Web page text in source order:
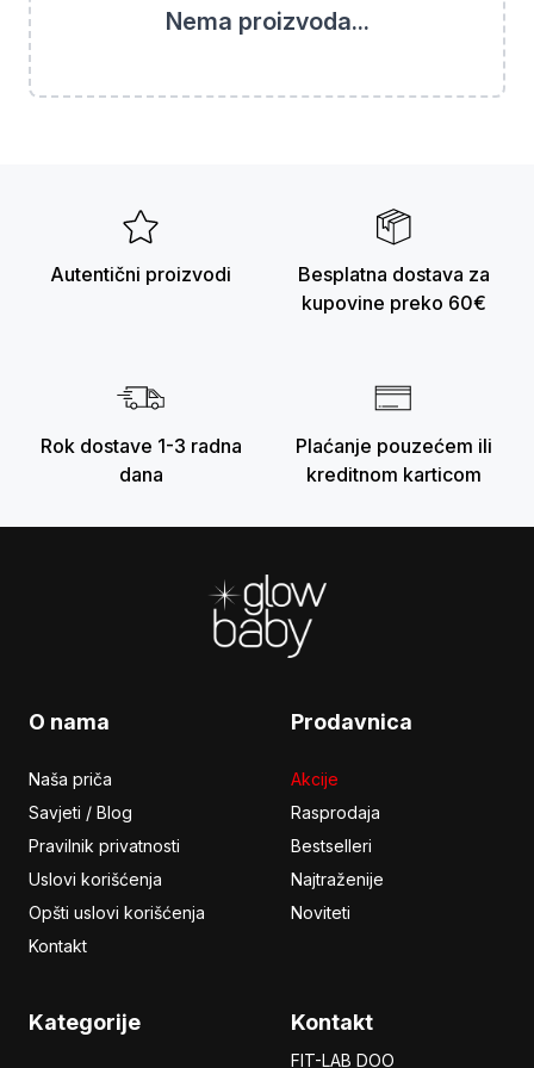
Nema proizvoda...
Autentični proizvodi
Besplatna dostava za
kupovine preko 60€
Rok dostave 1-3 radna
dana
Plaćanje pouzećem ili
kreditnom karticom
O nama
Naša priča
Savjeti / Blog
Pravilnik privatnosti
Uslovi korišćenja
Opšti uslovi korišćenja
Kontakt
Prodavnica
Akcije
Rasprodaja
Bestselleri
Najtraženije
Noviteti
Kategorije Kontakt
FIT-LAB DOO